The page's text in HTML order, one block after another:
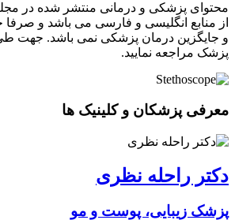
محتوای پزشکی و درمانی منتشر شده در مجله
از منابع انگلیسی و فارسی می باشد و صرفا
و جایگزین درمان پزشکی نمی باشد. جهت طی
پزشک مراجعه نمایید.
معرفی پزشکان و کلینیک ها
دکتر راحله نظری
پزشک زیبایی، پوست و مو